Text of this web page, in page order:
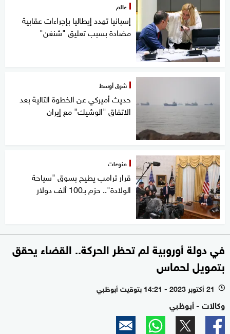
عالم
إسبانيا تهدد إيطاليا بإجراءات عقابية
مضادة بسبب تعليق "شنغن"
شرق أوسط
حديث أميركي عن الخطوة التالية بعد
الاتفاق "الوشيك" مع إيران
منوعات
قرار ترامب يطيح بسوق "سياحة
الولادة".. حزم بـ100 ألف دولار
في دولة أوروبية لم تحظر الحركة.. القضاء يحقق
بتمويل لحماس
l 21 أكتوبر 2023 - 14:21 بتوقيت أبوظبي
وكالات - أبوظبي